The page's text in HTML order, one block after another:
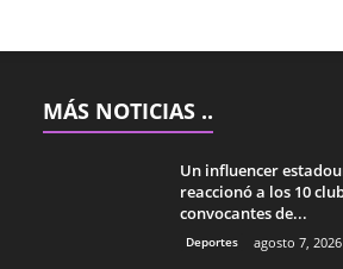
MÁS NOTICIAS ..
Un influencer
reaccionó a los 10
convocantes de...
Deportes agosto 7, 2026